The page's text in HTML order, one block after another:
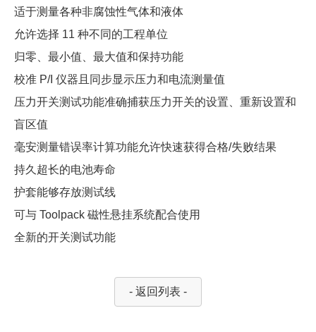
适于测量各种非腐蚀性气体和液体
允许选择 11 种不同的工程单位
归零、最小值、最大值和保持功能
校准 P/I 仪器且同步显示压力和电流测量值
压力开关测试功能准确捕获压力开关的设置、重新设置和
盲区值
毫安测量错误率计算功能允许快速获得合格/失败结果
持久超长的电池寿命
护套能够存放测试线
可与 Toolpack 磁性悬挂系统配合使用
全新的开关测试功能
- 返回列表 -